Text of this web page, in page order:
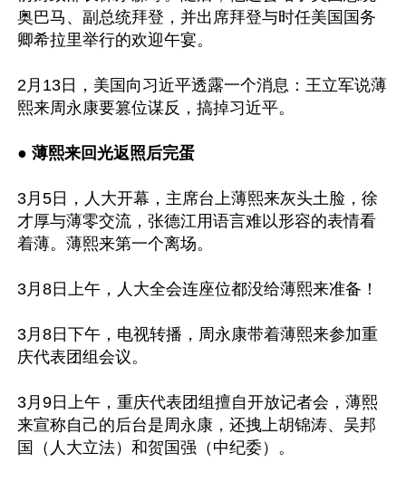
奥巴马、副总统拜登，并出席拜登与时任美国国务
卿希拉里举行的欢迎午宴。
2月13日，美国向习近平透露一个消息：王立军说薄
熙来周永康要篡位谋反，搞掉习近平。
● 薄熙来回光返照后完蛋
3月5日，人大开幕，主席台上薄熙来灰头土脸，徐
才厚与薄零交流，张德江用语言难以形容的表情看
着薄。薄熙来第一个离场。
3月8日上午，人大全会连座位都没给薄熙来准备！
3月8日下午，电视转播，周永康带着薄熙来参加重
庆代表团组会议。
3月9日上午，重庆代表团组擅自开放记者会，薄熙
来宣称自己的后台是周永康，还拽上胡锦涛、吴邦
国（人大立法）和贺国强（中纪委）。